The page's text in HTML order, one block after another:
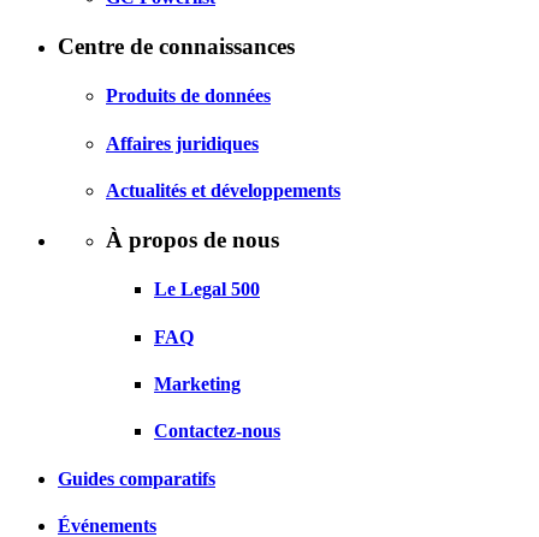
Centre de connaissances
Produits de données
Affaires juridiques
Actualités et développements
À propos de nous
Le Legal 500
FAQ
Marketing
Contactez-nous
Guides comparatifs
Événements